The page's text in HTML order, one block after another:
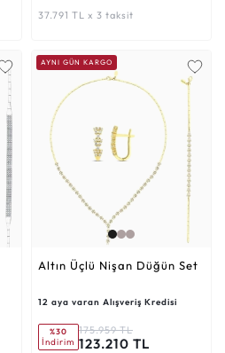
37.791 TL x 3 taksit
AYNI GÜN KARGO
Altın Üçlü Nişan Düğün Set
12 aya varan Alışveriş Kredisi
%30
İndirim
175.959 TL
123.210 TL